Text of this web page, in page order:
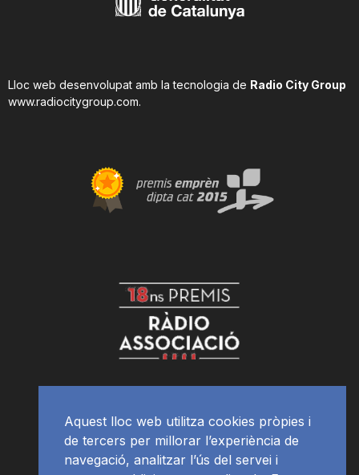
Lloc web desenvolupat amb la tecnologia de Radio City Group
www.radiocitygroup.com.
Aquest lloc web utilitza cookies pròpies i
de tercers per millorar l’experiència de
navegació, analitzar l’ús del servei i